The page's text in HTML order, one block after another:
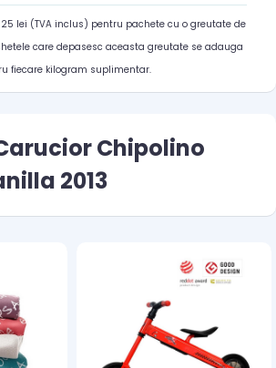
lei (TVA inclus) pentru pachete cu o greutate de
care depasesc aceasta greutate se adauga
fiecare kilogram suplimentar.
Chipolino
2013